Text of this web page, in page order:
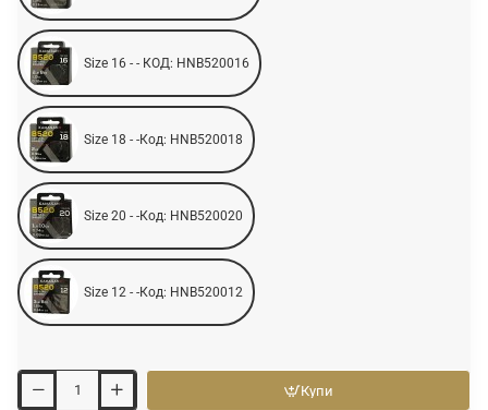
Size 16 - - КОД: HNB520016
Size 18 - -Код: HNB520018
Size 20 - -Код: HNB520020
Size 12 - -Код: HNB520012
Купи